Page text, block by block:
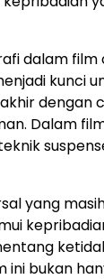
dalam film
kunci
Dalam
yang
ini bukan